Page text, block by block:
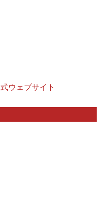
ウェブサイト